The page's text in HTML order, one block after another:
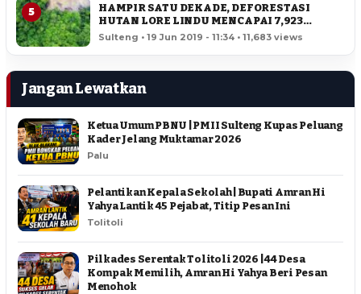
5
HAMPIR SATU DEKADE, DEFORESTASI
HUTAN LORE LINDU MENCAPAI 7,923
HEKTAR
Sulteng • 19 Jun 2019 - 11:34 • 11,683 views
Jangan Lewatkan
Ketua Umum PBNU | PMII Sulteng Kupas Peluang
Kader Jelang Muktamar 2026
Palu
Pelantikan Kepala Sekolah | Bupati Amran Hi
Yahya Lantik 45 Pejabat, Titip Pesan Ini
Tolitoli
Pilkades Serentak Tolitoli 2026 | 44 Desa
Kompak Memilih, Amran Hi Yahya Beri Pesan
Menohok